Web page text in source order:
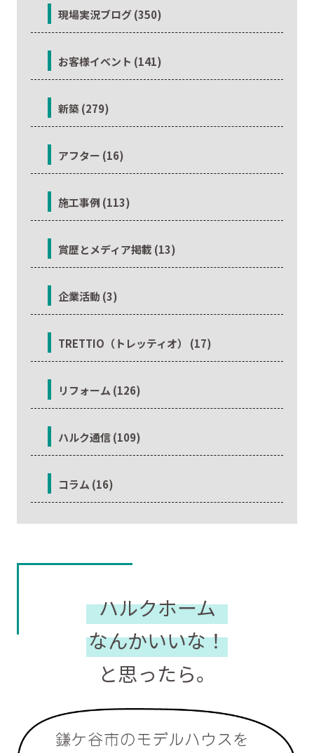
現場実況ブログ (350)
お客様イベント (141)
新築 (279)
アフター (16)
施工事例 (113)
賞歴とメディア掲載 (13)
企業活動 (3)
TRETTIO（トレッティオ） (17)
リフォーム (126)
ハルク通信 (109)
コラム (16)
ハルクホーム
なんかいいな！
と思ったら。